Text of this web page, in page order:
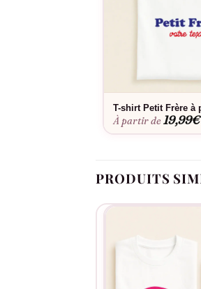
Séances photo
convient aux filles
T-shirt Petit Frère à
À partir de19,99€
PRODUITS